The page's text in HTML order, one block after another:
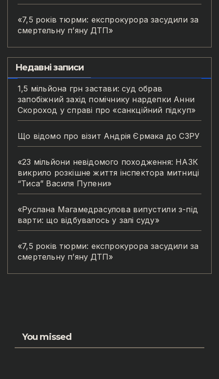
«7,5 років тюрми: експрокурора засудили за
смертельну п’яну ДТП»
Недавні записи
1,5 мільйона грн застави: суд обрав
запобіжний захід помічнику нардепки Анни
Скороход у справі про «санкційний підкуп»
Що відомо про візит Андрія Єрмака до СЗРУ
«23 мільйони невідомого походження: НАЗК
викрило розкішне життя інспектора митниці
“Тиса” Василя Пупени»
«Руслана Магамедрасулова випустили з-під
варти: що відбувалось у залі суду»
«7,5 років тюрми: експрокурора засудили за
смертельну п’яну ДТП»
You missed